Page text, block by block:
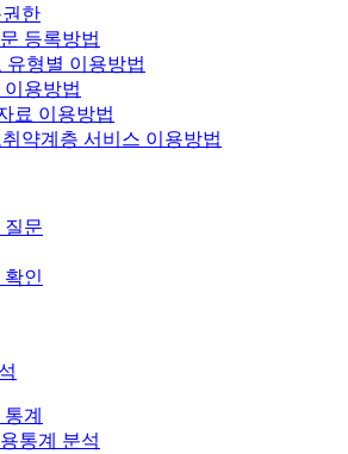
한
등록방법
유형별 이용방법
용방법
료 이용방법
약계층 서비스 이용방법
질문
인
계
통계 분석